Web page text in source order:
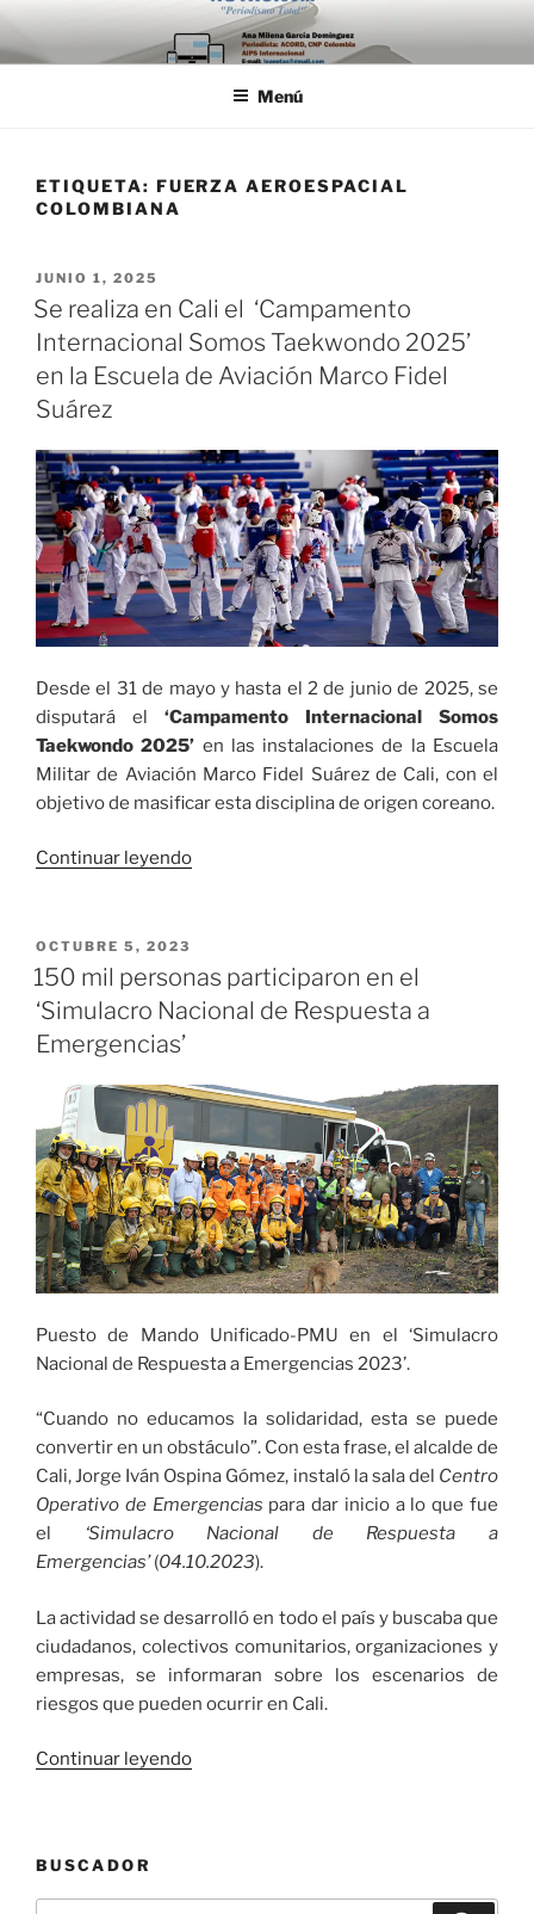
Saltar
al
contenido
Menú
ETIQUETA: FUERZA AEROESPACIAL
COLOMBIANA
PUBLICADO
EL
JUNIO 1, 2025
Se realiza en Cali el ‘Campamento
Internacional Somos Taekwondo 2025’
en la Escuela de Aviación Marco Fidel
Suárez
Desde el 31 de mayo y hasta el 2 de junio de 2025, se
disputará el ‘Campamento Internacional Somos
Taekwondo 2025’ en las instalaciones de la Escuela
Militar de Aviación Marco Fidel Suárez de Cali, con el
objetivo de masificar esta disciplina de origen coreano.
Continuar leyendo«Se
el
‘Campamento
Taekwondo
2025’
en
la
Escuela
de
Aviación
Marco
Suárez»
PUBLICADO
EL
OCTUBRE 5, 2023
150 mil personas participaron en el
‘Simulacro Nacional de Respuesta a
Emergencias’
Puesto de Mando Unificado-PMU en el ‘Simulacro
Nacional de Respuesta a Emergencias 2023’.
“Cuando no educamos la solidaridad, esta se puede
convertir en un obstáculo”. Con esta frase, el alcalde de
Cali, Jorge Iván Ospina Gómez, instaló la sala del Centro
Operativo de Emergencias para dar inicio a lo que fue
el
‘Simulacro Nacional de Respuesta a
Emergencias’(04.10.2023).
La actividad se desarrolló en todo el país y buscaba que
ciudadanos, colectivos comunitarios, organizaciones y
empresas, se informaran sobre los escenarios de
riesgos que pueden ocurrir en Cali.
Continuar leyendo«150
el
BUSCADOR